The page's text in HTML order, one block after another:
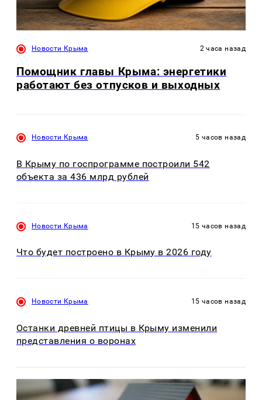
Новости Крыма 2 часа назад
Помощник главы Крыма: энергетики
работают без отпусков и выходных
Новости Крыма 5 часов назад
В Крыму по госпрограмме построили 542
объекта за 436 млрд рублей
Новости Крыма 15 часов назад
Что будет построено в Крыму в 2026 году
Новости Крыма 15 часов назад
Останки древней птицы в Крыму изменили
представления о воронах